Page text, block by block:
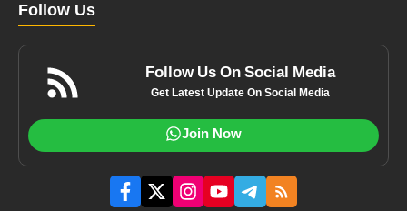
Follow Us
Follow Us On Social Media
Get Latest Update On Social Media
Join Now